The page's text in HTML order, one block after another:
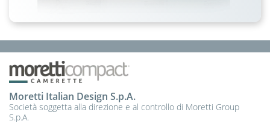
Moretti Italian Design S.p.A.
Società soggetta alla direzione e al controllo di Moretti Group
S.p.A.